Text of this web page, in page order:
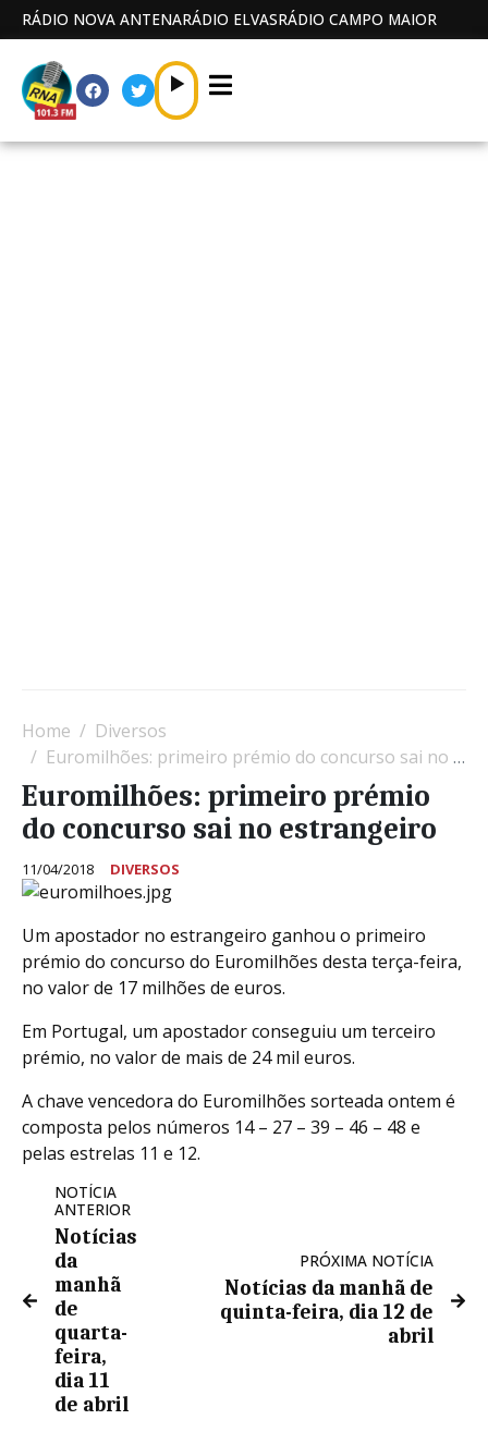
RÁDIO NOVA ANTENARÁDIO ELVASRÁDIO CAMPO MAIOR
Home
Diversos
Euromilhões: primeiro prémio do concurso sai no estrangeiro
Euromilhões: primeiro prémio
do concurso sai no estrangeiro
11/04/2018 DIVERSOS
Um apostador no estrangeiro ganhou o primeiro
prémio do concurso do Euromilhões desta terça-feira,
no valor de 17 milhões de euros.
Em Portugal, um apostador conseguiu um terceiro
prémio, no valor de mais de 24 mil euros.
A chave vencedora do Euromilhões sorteada ontem é
composta pelos números 14 – 27 – 39 – 46 – 48 e
pelas estrelas 11 e 12.
NOTÍCIA
ANTERIOR
Notícias
da
manhã
de
quarta-
feira,
dia 11
de abril
PRÓXIMA NOTÍCIA
Notícias da manhã de
quinta-feira, dia 12 de
abril